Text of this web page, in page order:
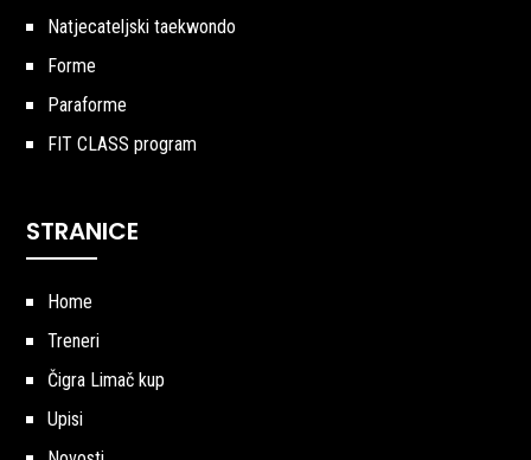
Natjecateljski taekwondo
Forme
Paraforme
FIT CLASS program
STRANICE
Home
Treneri
Čigra Limač kup
Upisi